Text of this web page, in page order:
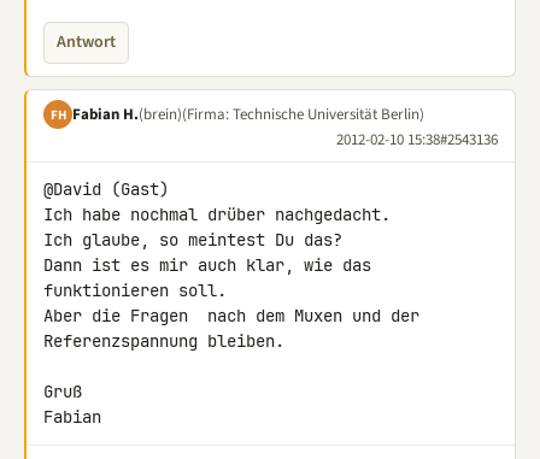
Antwort
FH Fabian H.(brein)(Firma: Technische Universität Berlin)
2012-02-10 15:38#2543136
@David (Gast)
Ich habe nochmal drüber nachgedacht.
Ich glaube, so meintest Du das?
Dann ist es mir auch klar, wie das
funktionieren soll.
Aber die Fragen  nach dem Muxen und der
Referenzspannung bleiben.
Gruß
Fabian